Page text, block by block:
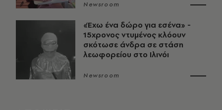
Newsroom
«Έχω ένα δώρο για εσένα» -
15χρονος ντυμένος κλόουν
σκότωσε άνδρα σε στάση
λεωφορείου στο Ιλινόι
Newsroom